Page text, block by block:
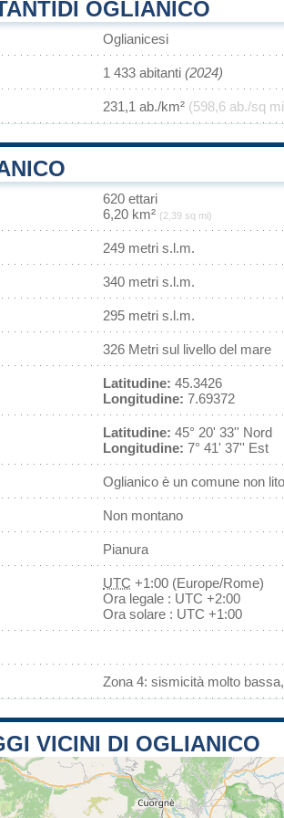
OGLIANICO
Oglianicesi
1 433 abitanti (2024)
231,1 ab./km² (598,6 ab./sq
620 ettari
6,20 km² (2,39 sq mi)
249 metri s.l.m.
340 metri s.l.m.
295 metri s.l.m.
326 Metri sul livello del mare
Latitudine: 45.3426
Longitudine: 7.69372
Latitudine: 45° 20' 33'' Nord
Longitudine: 7° 41' 37'' Est
Oglianico è un comune non
Non montano
Pianura
UTC +1:00 (Europe/Rome)
Ora legale : UTC +2:00
Ora solare : UTC +1:00
Zona 4: sismicità molto
VICINI DI OGLIANICO